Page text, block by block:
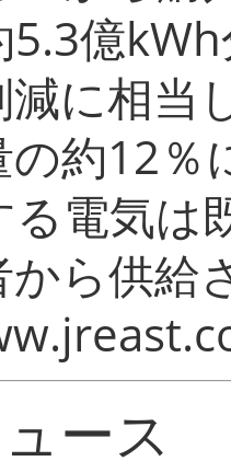
億
減に相当
の約12％
る電気は
から供給
ース